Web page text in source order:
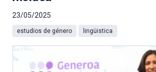
23/05/2025
estudios de género lingüistica